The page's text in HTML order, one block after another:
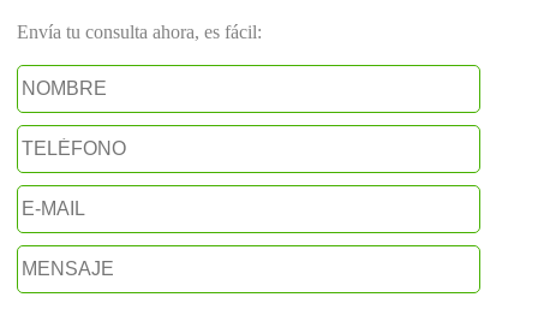
Envía tu consulta ahora, es fácil: